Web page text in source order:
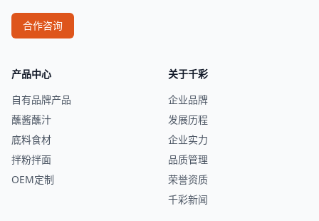
合作咨询
产品中心
自有品牌产品
蘸酱蘸汁
底料食材
拌粉拌面
OEM定制
关于千彩
企业品牌
发展历程
企业实力
品质管理
荣誉资质
千彩新闻